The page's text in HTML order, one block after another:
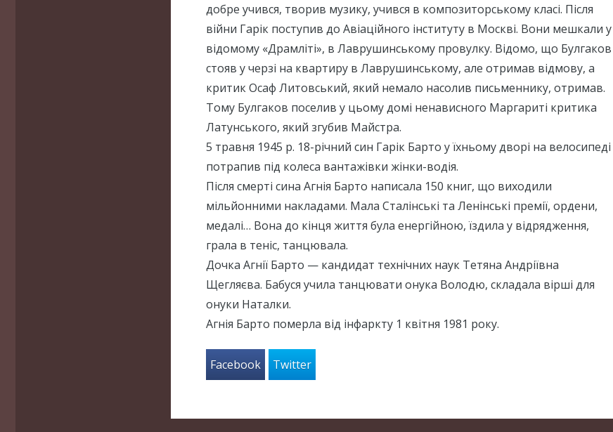
добре учився, творив музику, учився в композиторському класі. Після
війни Гарік поступив до Авіаційного інституту в Москві. Вони мешкали у
відомому «Драмліті», в Лаврушинському провулку. Відомо, що Булгаков
стояв у черзі на квартиру в Лаврушинському, але отримав відмову, а
критик Осаф Литовський, який немало насолив письменнику, отримав.
Тому Булгаков поселив у цьому домі ненависного Маргариті критика
Латунського, який згубив Майстра.
5 травня 1945 р. 18-річний син Гарік Барто у їхньому дворі на велосипеді
потрапив під колеса вантажівки жінки-водія.
Після смерті сина Агнія Барто написала 150 книг, що виходили
мільйонними накладами. Мала Сталінські та Ленінські премії, ордени,
медалі… Вона до кінця життя була енергійною, їздила у відрядження,
грала в теніс, танцювала.
Дочка Агнії Барто — кандидат технічних наук Тетяна Андріївна
Щегляєва. Бабуся учила танцювати онука Володю, складала вірші для
онуки Наталки.
Агнія Барто померла від інфаркту 1 квітня 1981 року.
Facebook Twitter